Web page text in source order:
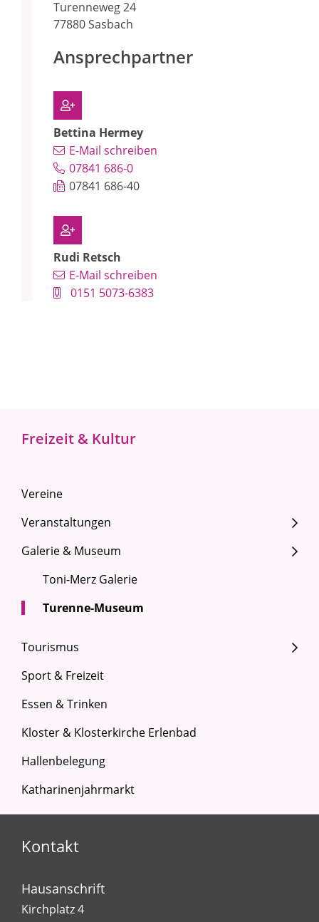
Freizeit & Kultur
Vereine
Veranstaltungen
Galerie & Museum
Toni-Merz Galerie
Turenne-Museum
Tourismus
Sport & Freizeit
Essen & Trinken
Kloster & Klosterkirche Erlenbad
Hallenbelegung
Katharinenjahrmarkt
Turenneweg 24
77880 Sasbach
Ansprechpartner
Bettina Hermey
E-Mail schreiben
07841 686-0
07841 686-40
Rudi Retsch
E-Mail schreiben
0151 5073-6383
Kontakt
Hausanschrift
Kirchplatz 4